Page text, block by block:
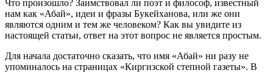
Что произошло? Заимствовал ли поэт и философ, известный
нам как «Абай», идеи и фразы Букейханова, или же они
являются одним и тем же человеком? Как вы увидите из
настоящей статьи, ответ на этот вопрос не является простым.
Для начала достаточно сказать, что имя «Абай» ни разу не
упоминалось на страницах «Киргизской степной газеты». В